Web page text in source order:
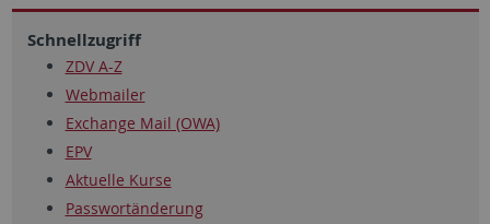
Schnellzugriff
ZDV A-Z
Webmailer
Exchange Mail (OWA)
EPV
Aktuelle Kurse
Passwortänderung